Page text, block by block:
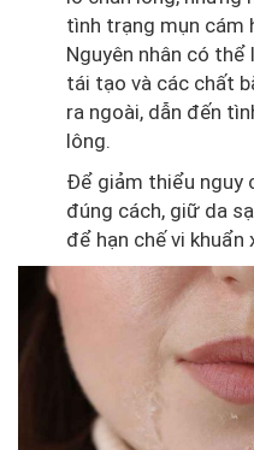
tình trạng mụn cám
Nguyên nhân có
tái tạo và các chất
ra ngoài, dẫn đến
lông.
Để giảm thiểu nguy
đúng cách, giữ da
để hạn chế vi khuẩn